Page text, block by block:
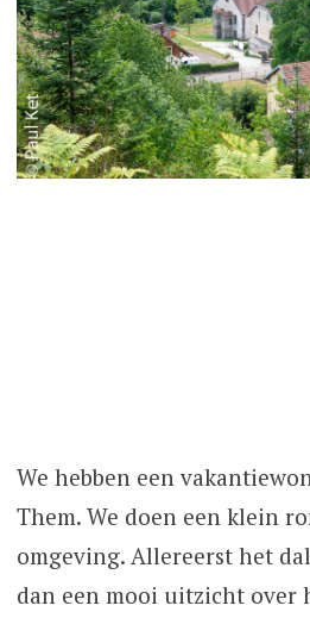
We hebben een
Them. We doen een klein
omgeving. Allereerst het
dan een mooi uitzicht over